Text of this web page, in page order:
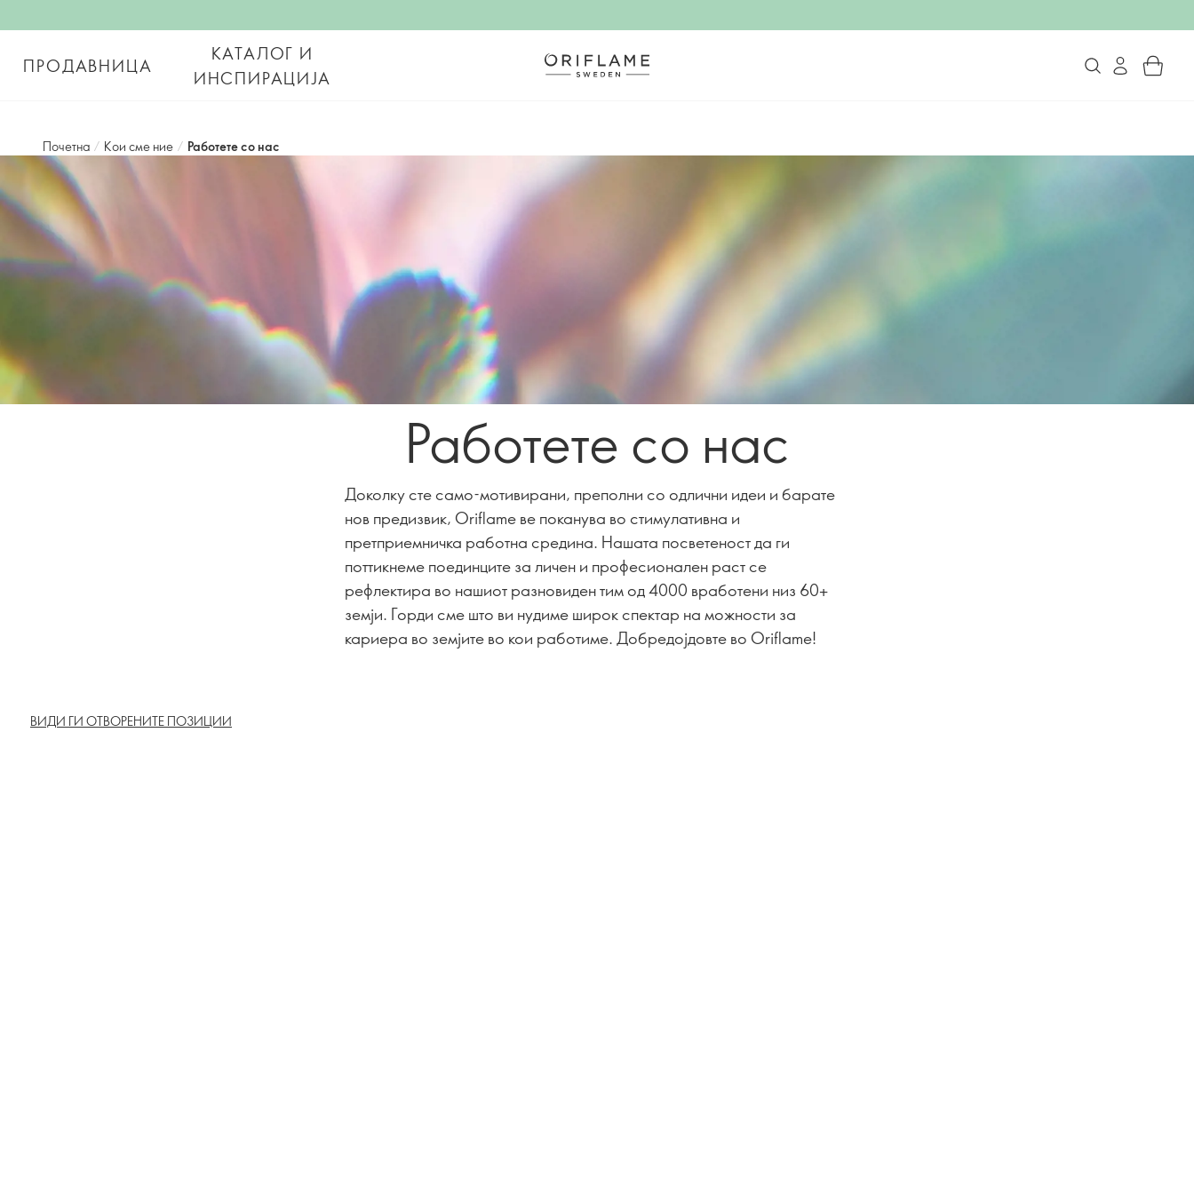
ПРОДАВНИЦА
КАТАЛОГ И
ИНСПИРАЦИЈА
Почетна / Кои сме ние / Работете со нас
Работете со нас
Доколку сте само-мотивирани, преполни со одлични идеи и барате
нов предизвик, Oriflame ве поканува во стимулативна и
претприемничка работна средина. Нашата посветеност да ги
поттикнеме поединците за личен и професионален раст се
рефлектира во нашиот разновиден тим од 4000 вработени низ 60+
земји. Горди сме што ви нудиме широк спектар на можности за
кариера во земјите во кои работиме. Добредојдовте во Oriflame!
ВИДИ ГИ ОТВОРЕНИТЕ ПОЗИЦИИ